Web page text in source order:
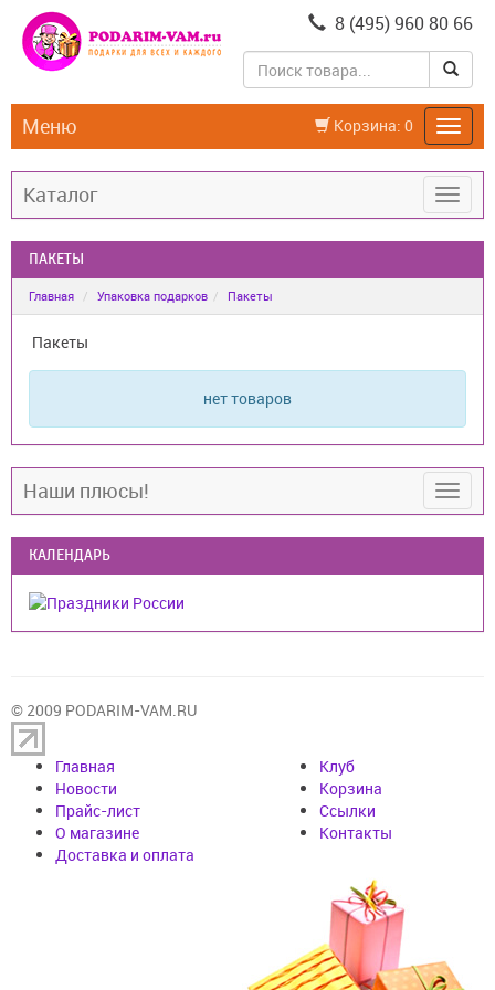
8 (495) 960 80 66
Корзина: 0
Меню
Каталог
ПАКЕТЫ
Главная Упаковка подарков Пакеты
Пакеты
нет товаров
Наши плюсы!
КАЛЕНДАРЬ
© 2009 PODARIM-VAM.RU
Главная
Новости
Прайс-лист
О магазине
Доставка и оплата
Клуб
Корзина
Cсылки
Контакты